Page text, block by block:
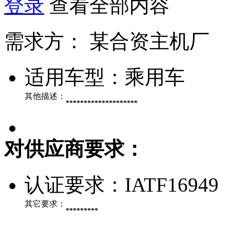
登录 查看全部内容
需求方：
某合资主机厂
适用车型： 乘用车
其他描述：
********************
对供应商要求：
认证要求： IATF16949
其它要求：
*********